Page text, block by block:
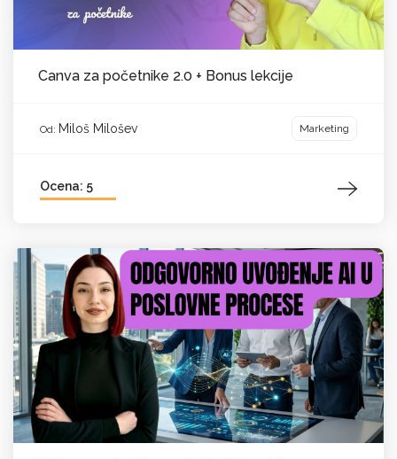
Canva za početnike 2.0 + Bonus lekcije
Od: Miloš Milošev Marketing
Ocena: 5